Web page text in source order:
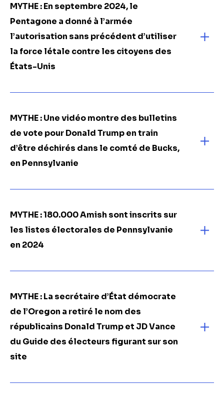
MYTHE : En septembre 2024, le
Pentagone a donné à l’armée
l’autorisation sans précédent d’utiliser
la force létale contre les citoyens des
États-Unis
MYTHE :Une vidéo montre des bulletins
de vote pour Donald Trump en train
d’être déchirés dans le comté de Bucks,
en Pennsylvanie
MYTHE : 180.000 Amish sont inscrits sur
les listes électorales de Pennsylvanie
en 2024
MYTHE : La secrétaire d’État démocrate
de l’Oregon a retiré le nom des
républicains Donald Trump et JD Vance
du Guide des électeurs figurant sur son
site